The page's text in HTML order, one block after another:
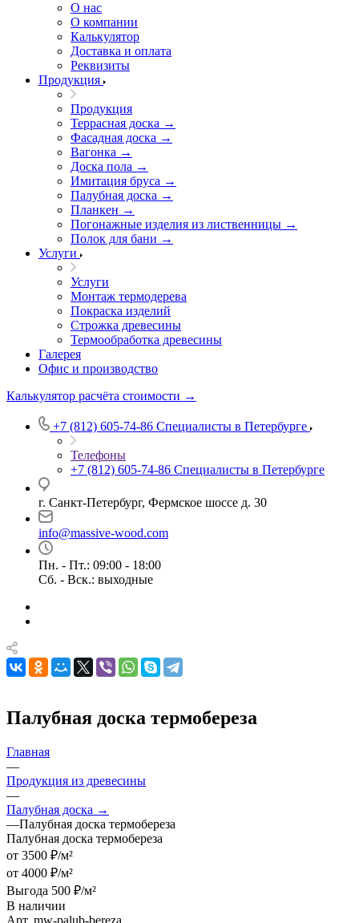
О нас
О компании
Калькулятор
Доставка и оплата
Реквизиты
Продукция
Продукция
Террасная доска →
Фасадная доска →
Вагонка →
Доска пола →
Имитация бруса →
Палубная доска →
Планкен →
Погонажные изделия из лиственницы →
Полок для бани →
Услуги
Услуги
Монтаж термодерева
Покраска изделий
Строжка древесины
Термообработка древесины
Галерея
Офис и производство
Калькулятор расчёта стоимости →
+7 (812) 605-74-86 Специалисты в Петербурге
Телефоны
+7 (812) 605-74-86 Специалисты в Петербурге
г. Санкт-Петербург, Фермское шоссе д. 30
info@massive-wood.com
Пн. - Пт.: 09:00 - 18:00
Сб. - Вск.: выходные
Палубная доска термобереза
Главная
—
Продукция из древесины
—
Палубная доска →
—Палубная доска термобереза
Палубная доска термобереза
от 3500 ₽/м²
от 4000 ₽/м²
Выгода 500 ₽/м²
В наличии
Арт. mw-palub-bereza